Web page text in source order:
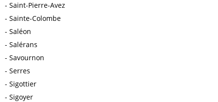
Saint-Pierre-Avez
Sainte-Colombe
Saléon
Salérans
Savournon
Serres
Sigottier
Sigoyer